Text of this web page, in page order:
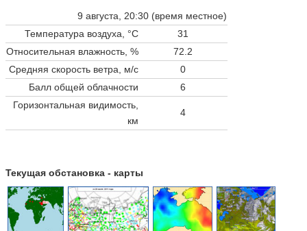
9 августа, 20:30 (время местное)
Температура воздуха, °C
31
Относительная влажность, %
72.2
Средняя скорость ветра, м/с
0
Балл общей облачности
6
Горизонтальная видимость,
км
4
Текущая обстановка - карты